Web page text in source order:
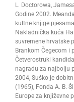
L. Doctorowa,
Godine 2002.
kultne knjige
Nakladnička kuća
suvremene hrvatske
Brankom Čegecom i
Četverostruki
nagradu za najbolju
2004, Suško je
(1965), Fonda A. B.
Europe za književne